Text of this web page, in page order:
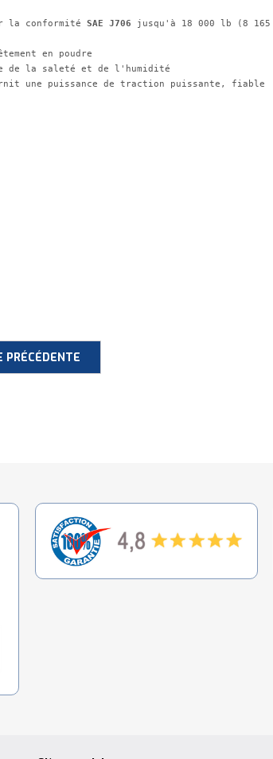
la conformité SAE J706 jusqu'à 18 000 lb (8 165
en poudre
de la saleté et de l'humidité
une puissance de traction puissante, fiable